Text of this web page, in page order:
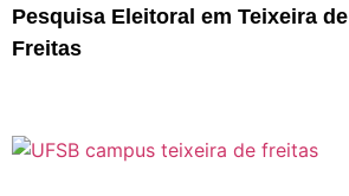
Pesquisa Eleitoral em Teixeira de
Freitas